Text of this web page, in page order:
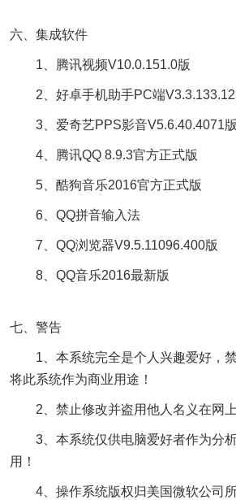
六、集成软件
1、腾讯视频V10.0.151.0版
2、好卓手机助手PC端
3、爱奇艺PPS影音V5.6.40.4071版
4、腾讯QQ 8.9.3官方正式版
5、酷狗音乐2016官方正式版
6、QQ拼音输入法
7、QQ浏览器V9.5.11096.400版
8、QQ音乐2016最新版
七、警告
1、本系统完全是个人兴趣爱好，禁
将此系统作为商业用途！
2、禁止修改并盗用他人名义在网上
3、本系统仅供电脑爱好者作为分析
用！
4、操作系统版权归美国微软公司所